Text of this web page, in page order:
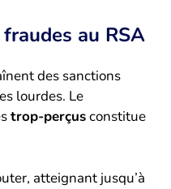
au RSA
des sanctions
lourdes. Le
trop-perçusconstitue
atteignant jusqu’à